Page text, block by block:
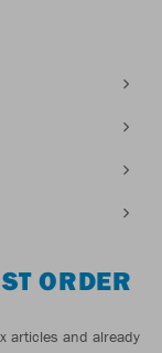
ORDER
articles and already